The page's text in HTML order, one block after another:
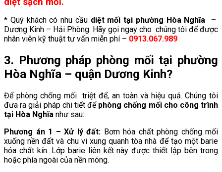
* Quý khách có nhu cầu diệt mối tại phường Hòa Nghĩa
–
Dương Kinh – Hải Phòng. Hãy gọi ngay cho chúng tôi để được
nhân viên kỹ thuật tư vấn miễn phí – 0913.067.989
3. Phương pháp phòng mối tại phường
Hòa Nghĩa – quận Dương Kinh?
Để phòng chống mối triệt để, an toàn và hiệu quả. Chúng tôi
đưa ra giải pháp chi tiết để phòng chống mối cho công trình
tại Hòa Nghĩa như sau:
Phương án 1 – Xử lý đất: Bơm hóa chất phòng chống mối
xuống nền đất và chu vi xung quanh tòa nhà để tạo một barie
hóa chất kín. Lớp barie liên kết này được thiết lập bên trong
hoặc phía ngoài của nền móng.